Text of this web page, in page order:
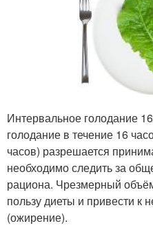
Интервальное голодание
голодание в течение 16
часов) разрешается
необходимо следить за
рациона. Чрезмерный
пользу диеты и привести к
(ожирение).